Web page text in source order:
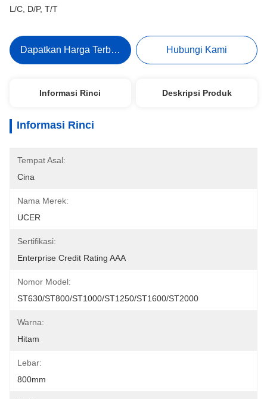
L/C, D/P, T/T
Dapatkan Harga Terbaik Hubungi Kami
Informasi Rinci Deskripsi Produk
Informasi Rinci
Tempat Asal:
Cina
Nama Merek:
UCER
Sertifikasi:
Enterprise Credit Rating AAA
Nomor Model:
ST630/ST800/ST1000/ST1250/ST1600/ST2000
Warna:
Hitam
Lebar:
800mm